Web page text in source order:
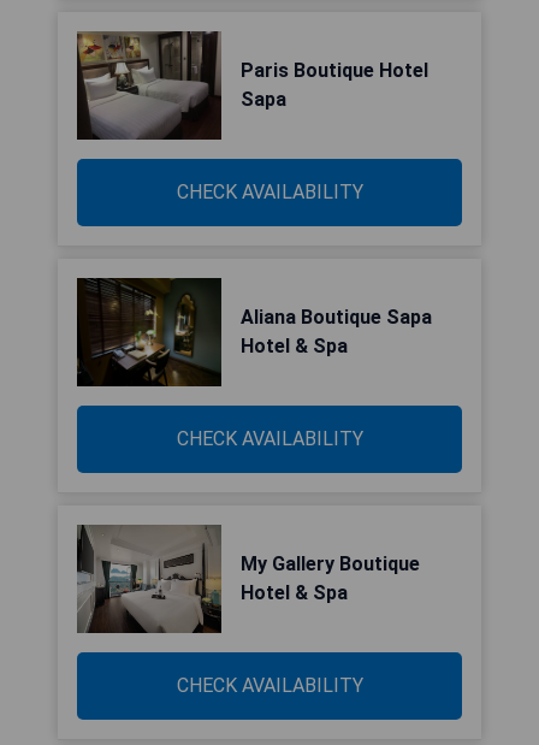
Paris Boutique Hotel
Sapa
CHECK AVAILABILITY
Aliana Boutique Sapa
Hotel & Spa
CHECK AVAILABILITY
My Gallery Boutique
Hotel & Spa
CHECK AVAILABILITY